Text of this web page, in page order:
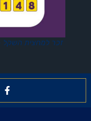
זכר למחצית השקל -